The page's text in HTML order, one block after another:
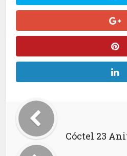
Cóctel 23